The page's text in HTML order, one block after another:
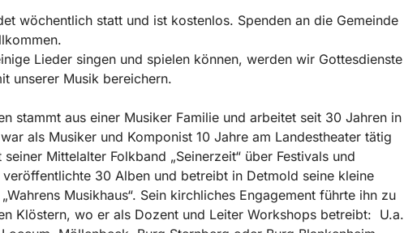
wöchentlich statt und ist kostenlos. Spenden an die Gemeinde
Lieder singen und spielen können, werden wir Gottesdienste
unserer Musik bereichern.
stammt aus einer Musiker Familie und arbeitet seit 30 Jahren in
als Musiker und Komponist 10 Jahre am Landestheater tätig
Mittelalter Folkband „Seinerzeit“ über Festivals und
veröffentlichte 30 Alben und betreibt in Detmold seine kleine
Musikhaus“. Sein kirchliches Engagement führte ihn zu
Klöstern, wo er als Dozent und Leiter Workshops betreibt: U.a.